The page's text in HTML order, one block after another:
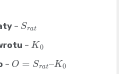
– Sr
– K0
– O= a 0